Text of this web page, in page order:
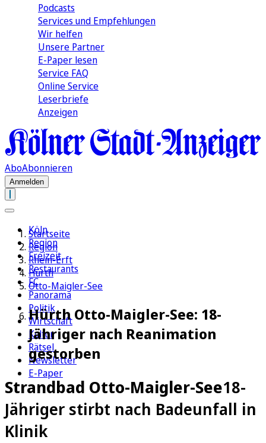
Podcasts
Services und Empfehlungen
Wir helfen
Unsere Partner
E-Paper lesen
Service FAQ
Online Service
Leserbriefe
Anzeigen
AboAbonnieren
Anmelden
Köln
Region
Freizeit
Restaurants
FC
Panorama
Politik
Wirtschaft
Kultur
Rätsel
Newsletter
E-Paper
Startseite
Region
Rhein-Erft
Hürth
Otto-Maigler-See
Hürth Otto-Maigler-See: 18-
Jähriger nach Reanimation
gestorben
Strandbad Otto-Maigler-See18-
Jähriger stirbt nach Badeunfall in
Klinik